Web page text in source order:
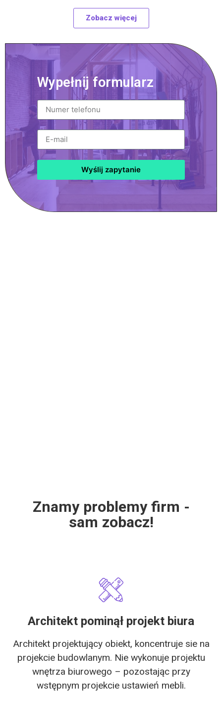
Zobacz więcej
Wypełnij formularz
Wyślij zapytanie
Znamy problemy firm -
sam zobacz!
Architekt pominął projekt biura
Architekt projektujący obiekt, koncentruje sie na
projekcie budowlanym. Nie wykonuje projektu
wnętrza biurowego – pozostając przy
wstępnym projekcie ustawień mebli.